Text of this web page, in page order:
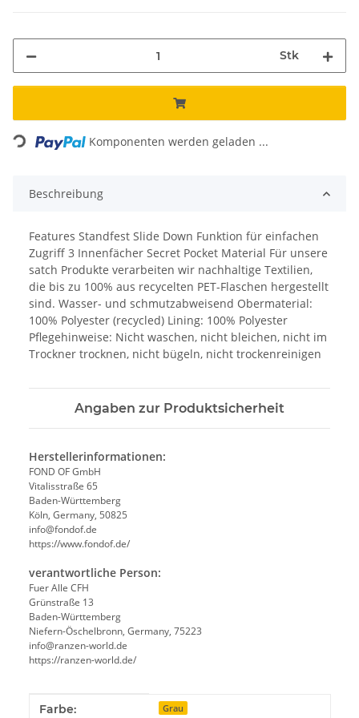
Stk
Loading... Komponenten werden geladen ...
Beschreibung
Features Standfest Slide Down Funktion für einfachen
Zugriff 3 Innenfächer Secret Pocket Material Für unsere
satch Produkte verarbeiten wir nachhaltige Textilien,
die bis zu 100% aus recycelten PET-Flaschen hergestellt
sind. Wasser- und schmutzabweisend Obermaterial:
100% Polyester (recycled) Lining: 100% Polyester
Pflegehinweise: Nicht waschen, nicht bleichen, nicht im
Trockner trocknen, nicht bügeln, nicht trockenreinigen
Angaben zur Produktsicherheit
Herstellerinformationen:
FOND OF GmbH
Vitalisstraße 65
Baden-Württemberg
Köln, Germany, 50825
info@fondof.de
https://www.fondof.de/
verantwortliche Person:
Fuer Alle CFH
Grünstraße 13
Baden-Württemberg
Niefern-Öschelbronn, Germany, 75223
info@ranzen-world.de
https://ranzen-world.de/
Produkteigenschaft
Wert
Farbe: Grau